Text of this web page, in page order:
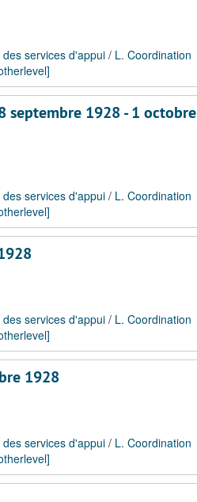
services d'appui/ L. Coordination
septembre 1928 - 1 octobre
services d'appui/ L. Coordination
services d'appui/ L. Coordination
1928
services d'appui/ L. Coordination